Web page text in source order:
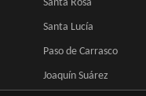
Santa Rosa
Santa Lucía
Paso de Carrasco
Joaquín Suárez